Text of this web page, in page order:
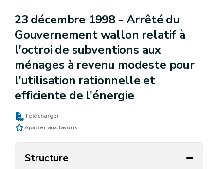
23 décembre 1998 - Arrêté du
Gouvernement wallon relatif à
l'octroi de subventions aux
ménages à revenu modeste pour
l'utilisation rationnelle et
efficiente de l'énergie
Télécharger
Ajouter aux favoris
Structure